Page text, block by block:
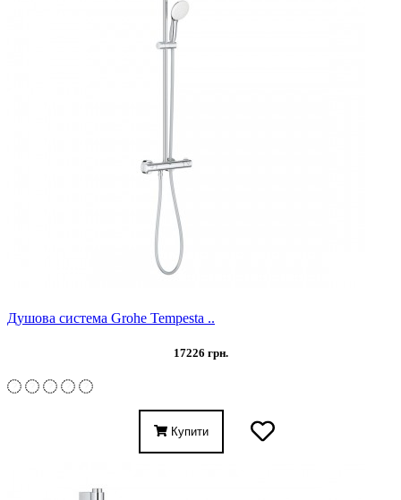
Душова система Grohe Tempesta ..
17226 грн.
Купити